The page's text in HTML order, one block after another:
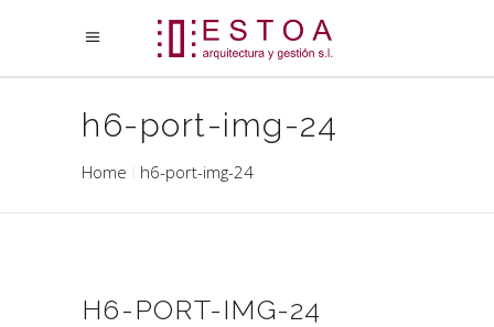
h6-port-img-24
Home h6-port-img-24
H6-PORT-IMG-24